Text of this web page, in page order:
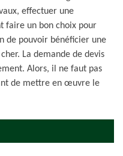
effectuer une
faire un bon choix pour
de pouvoir bénéficier une
La demande de devis
Alors, il ne faut pas
de mettre en œuvre le